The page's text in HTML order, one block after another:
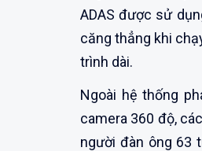
ADAS được sử
căng thẳng khi
trình dài.
Ngoài hệ thống
camera 360 độ,
người đàn ông 63